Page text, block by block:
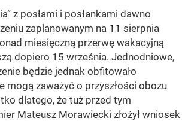
z posłami i posłankami dawno
zaplanowanym na 11 sierpnia
miesięczną przerwę wakacyjną
dopiero 15 września. Jednodniowe,
będzie jednak obfitowało
mogą zaważyć o przyszłości obozu
dlatego, że tuż przed tym
Mateusz Morawiecki złożył wniosek